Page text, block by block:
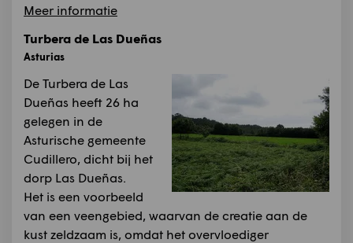
Meer informatie
Turbera de Las Dueñas
Asturias
De Turbera de Las
Dueñas heeft 26 ha
gelegen in de
Asturische gemeente
Cudillero, dicht bij het
dorp Las Dueñas.
Het is een voorbeeld
van een veengebied, waarvan de creatie aan de
kust zeldzaam is, omdat het overvloediger